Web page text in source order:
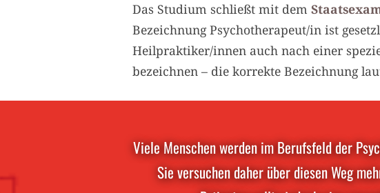
Das Studium schließt mit dem
Bezeichnung Psychotherapeut/in ist
Heilpraktiker/innen auch nach einer
bezeichnen – die korrekte Bezeichnung
Viele Menschen werden im Berufsfeld der
Sie versuchen daher über diesen Weg